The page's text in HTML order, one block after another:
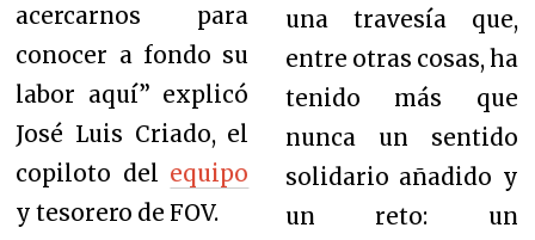
acercarnos para
conocer a fondo su
labor aquí” explicó
José Luis Criado, el
copiloto del equipo
y tesorero de FOV.
una travesía que,
entre otras cosas, ha
tenido más que
nunca un sentido
solidario añadido y
un reto: un